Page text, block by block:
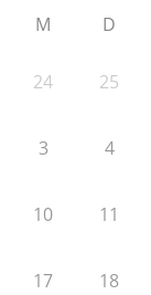
M D
24 25
3 4
10 11
17 18